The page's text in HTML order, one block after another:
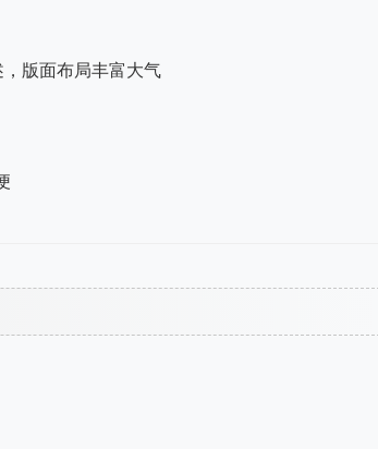
版面布局丰富大气